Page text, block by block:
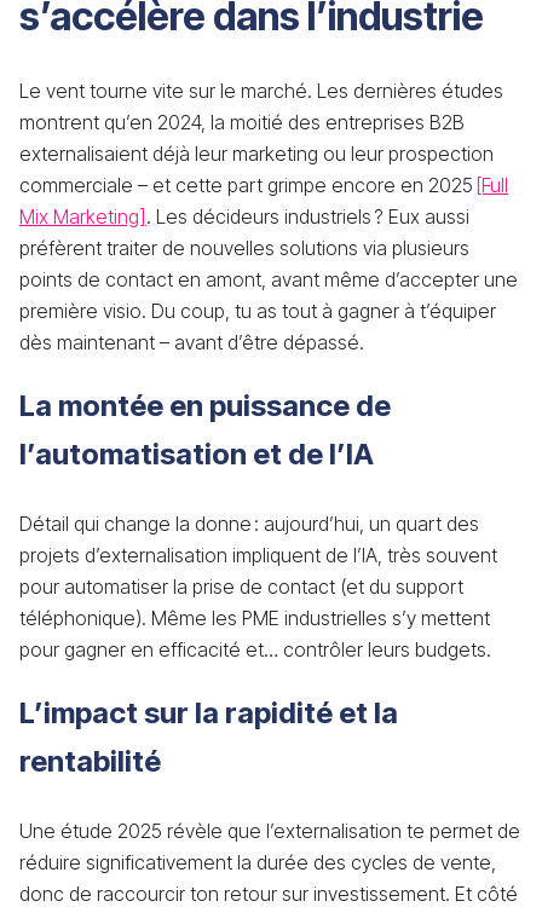
s’accélère dans l’industrie
Le vent tourne vite sur le marché. Les dernières études
montrent qu’en 2024, la moitié des entreprises B2B
externalisaient déjà leur marketing ou leur prospection
commerciale – et cette part grimpe encore en 2025 [Full
Mix Marketing] . Les décideurs industriels ? Eux aussi
préfèrent traiter de nouvelles solutions via plusieurs
points de contact en amont, avant même d’accepter une
première visio. Du coup, tu as tout à gagner à t’équiper
dès maintenant – avant d’être dépassé.
La montée en puissance de
l’automatisation et de l’IA
Détail qui change la donne : aujourd’hui, un quart des
projets d’externalisation impliquent de l’IA, très souvent
pour automatiser la prise de contact (et du support
téléphonique). Même les PME industrielles s’y mettent
pour gagner en efficacité et… contrôler leurs budgets.
L’impact sur la rapidité et la
rentabilité
Une étude 2025 révèle que l’externalisation te permet de
réduire significativement la durée des cycles de vente,
donc de raccourcir ton retour sur investissement. Et côté